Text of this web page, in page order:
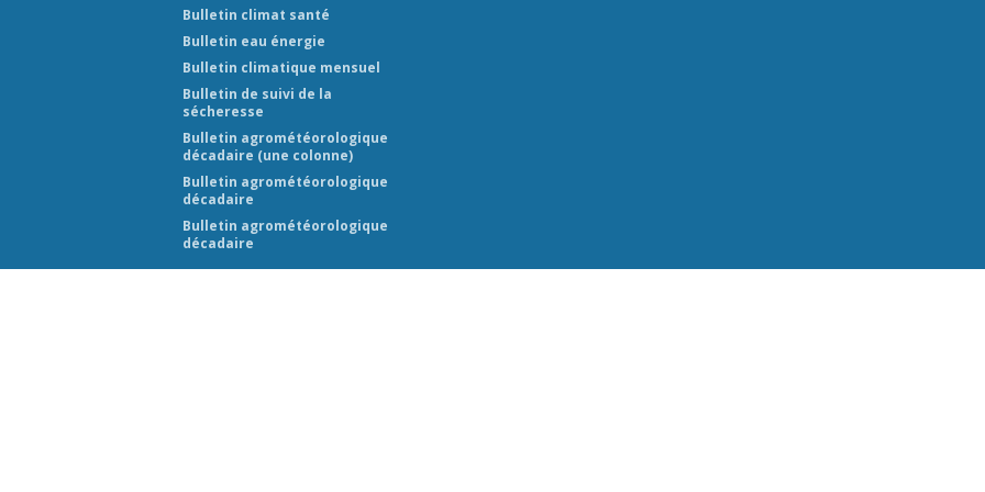
Bulletin climat santé
Bulletin eau énergie
Bulletin climatique mensuel
Bulletin de suivi de la
sécheresse
Bulletin agrométéorologique
décadaire (une colonne)
Bulletin agrométéorologique
décadaire
Bulletin agrométéorologique
décadaire